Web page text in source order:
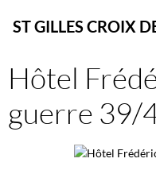
ST GILLES CROIX
Hôtel
guerre 39/